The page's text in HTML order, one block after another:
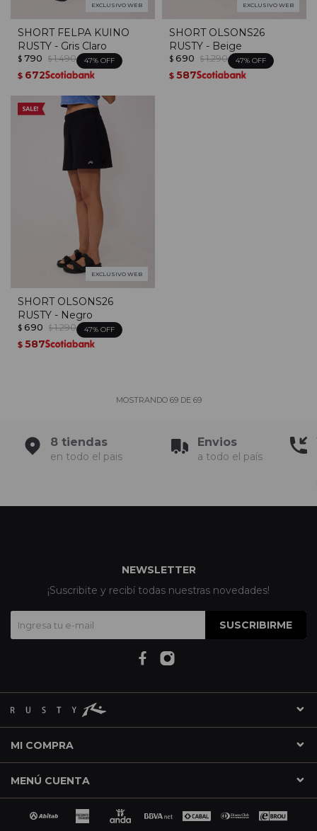
EXCLUSIVO WEB
SHORT FELPA KUINO
RUSTY - Gris Claro
$ 790 $ 1.490 47
$ 672
EXCLUSIVO WEB
SHORT OLSONS26
RUSTY - Beige
$ 690 $ 1.290 47
$ 587
EXCLUSIVO WEB
SHORT OLSONS26
RUSTY - Negro
$ 690 $ 1.290 47
$ 587
MOSTRANDO 69DE 69
8 tiendas
en todo el pais
Envios
a todo el país
MI COMPRA
MENÚ CUENTA
NEWSLETTER
¡Suscribite y recibí todas nuestras novedades!
SUSCRIBIRME